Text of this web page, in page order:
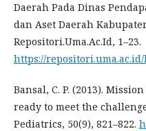
Daerah Pada Dinas
dan Aset Daerah
Repositori.Uma.Ac.Id, 1–23.
https://repositori.uma.ac.id/
Bansal, C. P. (2013).
ready to meet the
Pediatrics, 50(9), 821–822.